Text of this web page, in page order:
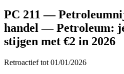
PC 211 —
handel—Petroleum:
stijgen met €2 in 2026
Retroactief tot 01/01/2026